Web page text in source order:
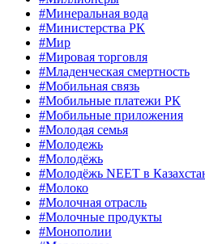
#Минеральная вода
#Министерства РК
#Мир
#Мировая торговля
#Младенческая смертность
#Мобильная связь
#Мобильные платежи РК
#Мобильные приложения
#Молодая семья
#Молодежь
#Молодёжь
#Молодёжь NEET в
#Молоко
#Молочная отрасль
#Молочные продукты
#Монополии